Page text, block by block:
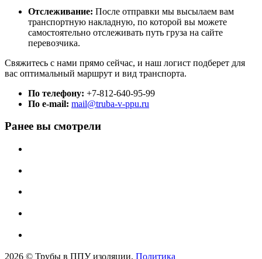
Отслеживание: После отправки мы высылаем вам
транспортную накладную, по которой вы можете
самостоятельно отслеживать путь груза на сайте
перевозчика.
Свяжитесь с нами прямо сейчас, и наш логист подберет для
вас оптимальный маршрут и вид транспорта.
По телефону: +7-812-640-95-99
По e-mail: mail@truba-v-ppu.ru
Ранее вы смотрели
2026 © Трубы в ППУ изоляции. Политика